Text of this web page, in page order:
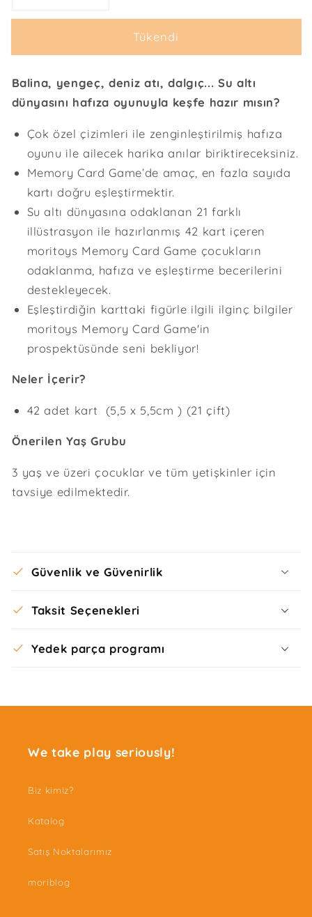
Card
Hafıza
Eşleştirme
Oyunu:
Su
altı
için
adedi
azaltın
Card
Hafıza
ve
Eşleştirme
Oyunu:
altı
için
adedi
artırın
Tükendi
Balina, yengeç, deniz atı, dalgıç... Su altı
dünyasını hafıza oyunuyla keşfe hazır mısın?
Çok özel çizimleri ile zenginleştirilmiş hafıza
oyunu ile ailecek harika anılar biriktireceksiniz.
Memory Card Game’de amaç, en fazla sayıda
kartı doğru eşleştirmektir.
Su altı dünyasına odaklanan 21 farklı
illüstrasyon ile hazırlanmış 42 kart içeren
moritoys Memory Card Game çocukların
odaklanma, hafıza ve eşleştirme becerilerini
destekleyecek.
Eşleştirdiğin karttaki figürle ilgili ilginç bilgiler
moritoys Memory Card Game'in
prospektüsünde seni bekliyor!
Neler İçerir?
42 adet kart (5,5 x 5,5cm ) (21 çift)
Önerilen Yaş Grubu
3 yaş ve üzeri çocuklar ve tüm yetişkinler için
tavsiye edilmektedir.
Güvenlik ve Güvenirlik
Taksit Seçenekleri
Yedek parça programı
We take play seriously!
Biz kimiz?
Katalog
Satış Noktalarımız
moriblog